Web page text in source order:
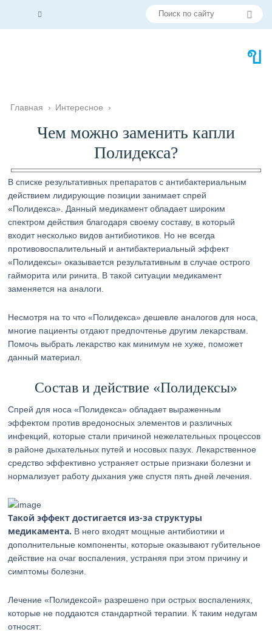
Главная › Интересное ›
Чем можно заменить капли
Полидекса?
В списке результативных препаратов с антибактериальным
действием лидирующие позиции занимает спрей
«Полидекса». Данный медикамент обладает широким
спектром действия благодаря своему составу, в который
входит несколько видов антибиотиков. Но не всегда
противовоспалительный и антибактериальный эффект
«Полидексы» оказывается результативным в случае острого
гайморита или ринита. В такой ситуации медикамент
заменяется на аналоги.
Несмотря на то что «Полидекса» дешевле аналогов для носа,
многие пациенты отдают предпочтенье другим лекарствам.
Помочь выбрать лекарство как минимум не хуже, поможет
данный материал.
Состав и действие «Полидексы»
Спрей для носа «Полидекса» обладает выраженным
эффектом против вредоносных элементов и различных
инфекций, которые стали причиной нежелательных процессов
в районе дыхательных путей и носовых пазух. Лекарственное
средство эффективно устраняет острые признаки болезни и
нормализует работу дыхания уже спустя пять дней лечения.
Такой эффект достигается из-за структуры
медикамента. В него входят мощные антибиотики и
дополнительные компоненты, которые оказывают губительное
действие на очаг воспаления, устраняя при этом причину и
симптомы болезни.
Лечение «Полидексой» разрешено при острых воспалениях,
которые не поддаются стандартной терапии. К таким недугам
относят: